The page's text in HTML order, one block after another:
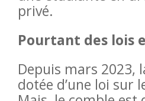
privé.
Pourtant des lois
Depuis mars 2023,
dotée d’une loi sur